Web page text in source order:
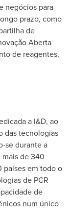
negócios para
prazo, como
de
Aberta
de reagentes,
a I&D, ao
das tecnologias
se durante a
mais de 340
países em todo o
de PCR
de
num único